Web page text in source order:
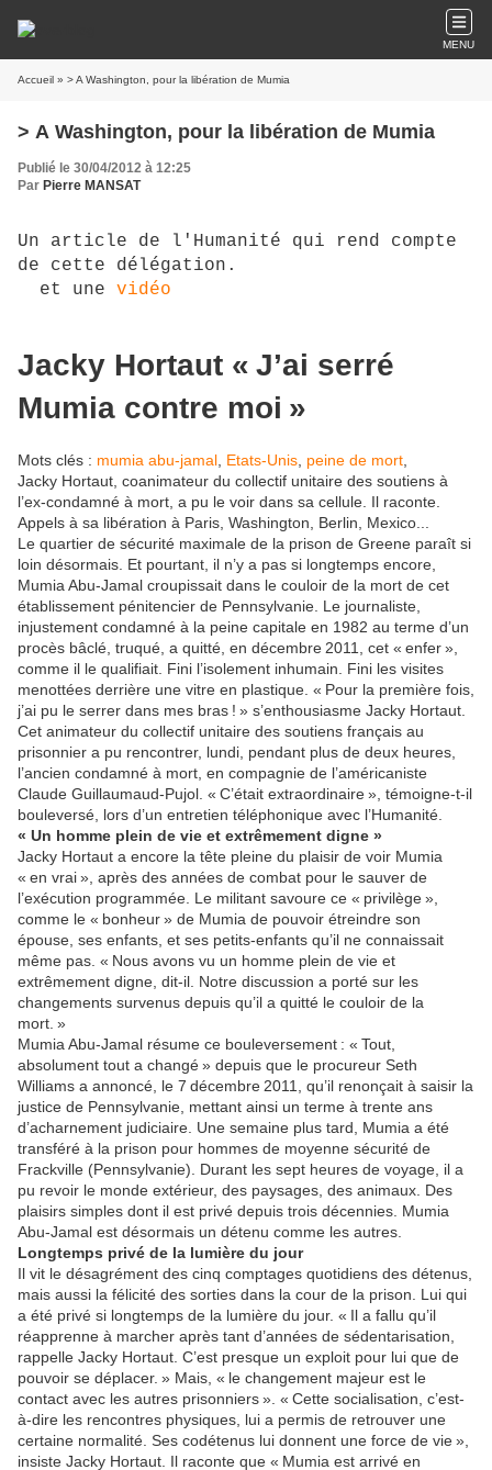
MENU
Accueil » > A Washington, pour la libération de Mumia
> A Washington, pour la libération de Mumia
Publié le 30/04/2012 à 12:25
Par Pierre MANSAT
Un article de l'Humanité qui rend compte
de cette délégation.
et une vidéo
Jacky Hortaut « J’ai serré
Mumia contre moi »
Mots clés : mumia abu-jamal Etats-Unis peine de mort
Jacky Hortaut, coanimateur du collectif unitaire des soutiens à
l’ex-condamné à mort, a pu le voir dans sa cellule. Il raconte.
Appels à sa libération à Paris, Washington, Berlin, Mexico...
Le quartier de sécurité maximale de la prison de Greene paraît si
loin désormais. Et pourtant, il n’y a pas si longtemps encore,
Mumia Abu-Jamal croupissait dans le couloir de la mort de cet
établissement pénitencier de Pennsylvanie. Le journaliste,
injustement condamné à la peine capitale en 1982 au terme d’un
procès bâclé, truqué, a quitté, en décembre 2011, cet « enfer »,
comme il le qualifiait. Fini l’isolement inhumain. Fini les visites
menottées derrière une vitre en plastique. « Pour la première fois,
j’ai pu le serrer dans mes bras ! » s’enthousiasme Jacky Hortaut.
Cet animateur du collectif unitaire des soutiens français au
prisonnier a pu rencontrer, lundi, pendant plus de deux heures,
l’ancien condamné à mort, en compagnie de l’américaniste
Claude Guillaumaud-Pujol. « C’était extraordinaire », témoigne-t-il
bouleversé, lors d’un entretien téléphonique avec l’Humanité.
« Un homme plein de vie et extrêmement digne »
Jacky Hortaut a encore la tête pleine du plaisir de voir Mumia
« en vrai », après des années de combat pour le sauver de
l’exécution programmée. Le militant savoure ce « privilège »,
comme le « bonheur » de Mumia de pouvoir étreindre son
épouse, ses enfants, et ses petits-enfants qu’il ne connaissait
même pas. « Nous avons vu un homme plein de vie et
extrêmement digne, dit-il. Notre discussion a porté sur les
changements survenus depuis qu’il a quitté le couloir de la
mort. »
Mumia Abu-Jamal résume ce bouleversement : « Tout,
absolument tout a changé » depuis que le procureur Seth
Williams a annoncé, le 7 décembre 2011, qu’il renonçait à saisir la
justice de Pennsylvanie, mettant ainsi un terme à trente ans
d’acharnement judiciaire. Une semaine plus tard, Mumia a été
transféré à la prison pour hommes de moyenne sécurité de
Frackville (Pennsylvanie). Durant les sept heures de voyage, il a
pu revoir le monde extérieur, des paysages, des animaux. Des
plaisirs simples dont il est privé depuis trois décennies. Mumia
Abu-Jamal est désormais un détenu comme les autres.
Longtemps privé de la lumière du jour
Il vit le désagrément des cinq comptages quotidiens des détenus,
mais aussi la félicité des sorties dans la cour de la prison. Lui qui
a été privé si longtemps de la lumière du jour. « Il a fallu qu’il
réapprenne à marcher après tant d’années de sédentarisation,
rappelle Jacky Hortaut. C’est presque un exploit pour lui que de
pouvoir se déplacer. » Mais, « le changement majeur est le
contact avec les autres prisonniers ». « Cette socialisation, c’est-
à-dire les rencontres physiques, lui a permis de retrouver une
certaine normalité. Ses codétenus lui donnent une force de vie »,
insiste Jacky Hortaut. Il raconte que « Mumia est arrivé en